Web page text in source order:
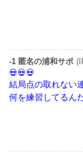
-1 匿名の浦和サポ
結局点の取れない
何を練習してるん